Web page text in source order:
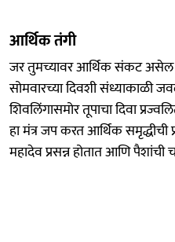
आर्थिक तंगी
जर तुमच्यावर आर्थिक संकट असेल
सोमवारच्या दिवशी संध्याकाळी
शिवलिंगासमोर तूपाचा दिवा
हा मंत्र जप करत आर्थिक समृद्धीची
महादेव प्रसन्न होतात आणि